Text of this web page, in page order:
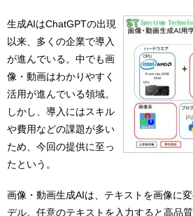
生成AIはChatGPTの出現
以来、多くの企業で導入
が進んでいる。中でも画
像・動画はわかりやすく
活用が進んでいる領域。
しかし、導入にはスキル
や費用などの課題が多い
ため、今回の提供に至っ
たという。
画像・動画生成AIは、テキストを画像に
デル。任意のテキストを入力すると高品